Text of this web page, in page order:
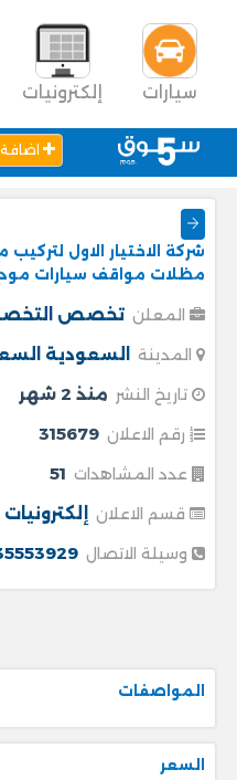
سيارات إلكترونيات
شركة الاختيار الاول
مظلات مواقف سيارات
المعلن تخصص
المدينة السعودية
تاريخ النشر منذ 2 شهر
رقم الاعلان 315679
عدد المشاهدات 51
قسم الاعلان إلكترونيات
وسيلة الاتصال
المواصفات
السعر